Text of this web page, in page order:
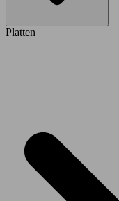
Platten